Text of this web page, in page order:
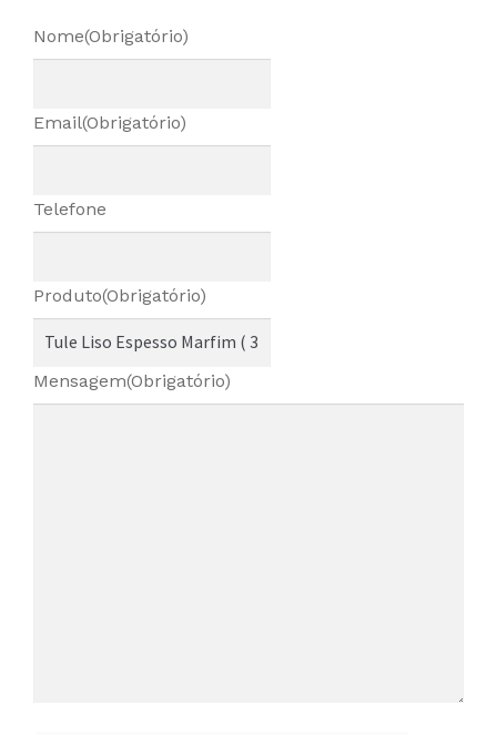
Nome(Obrigatório)
Email(Obrigatório)
Telefone
Produto(Obrigatório)
Mensagem(Obrigatório)